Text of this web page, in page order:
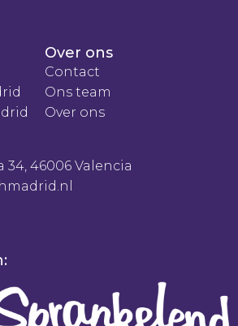
Over ons
Contact
Ons team
Over ons
34, 46006 Valencia